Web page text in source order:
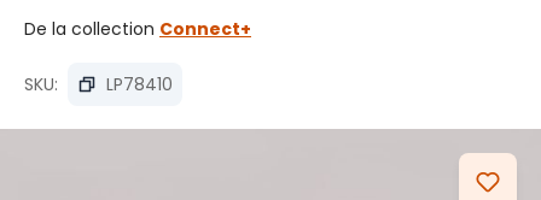
De la collection Connect+
SKU: LP78410